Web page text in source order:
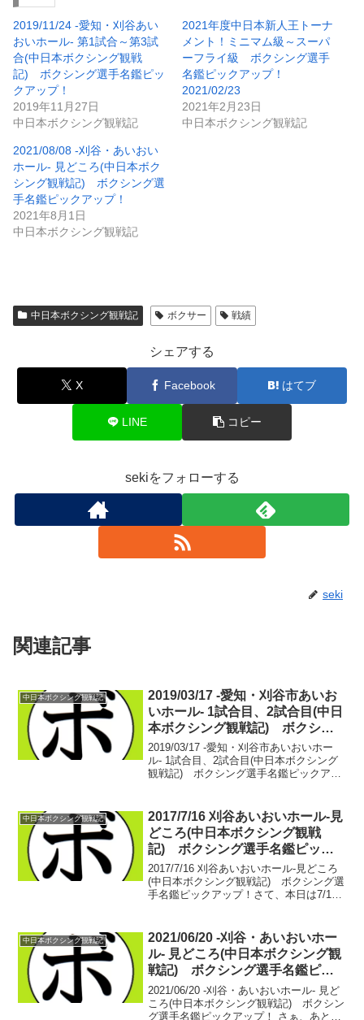
2019/11/24 -愛知・刈谷あい
おいホール- 第1試合～第3試
合(中日本ボクシング観戦
記) ボクシング選手名鑑ピッ
クアップ！
2019年11月27日
中日本ボクシング観戦記
2021年度中日本新人王トーナ
メント！ミニマム級～スーパ
ーフライ級 ボクシング選手
名鑑ピックアップ！
2021/02/23
2021年2月23日
中日本ボクシング観戦記
2021/08/08 -刈谷・あいおい
ホール- 見どころ(中日本ボク
シング観戦記) ボクシング選
手名鑑ピックアップ！
2021年8月1日
中日本ボクシング観戦記
中日本ボクシング観戦記 ボクサー 戦績
シェアする
X Facebook はてブ
LINE コピー
sekiをフォローする
seki
関連記事
中日本ボクシング観戦記
2019/03/17 -愛知・刈谷市あいお
いホール- 1試合目、2試合目(中日
本ボクシング観戦記) ボクシン
グ選手名鑑ピックアップ！
2019/03/17 -愛知・刈谷市あいおいホー
ル- 1試合目、2試合目(中日本ボクシング
観戦記) ボクシング選手名鑑ピックアッ
ュー戦佐藤 光 4戦1勝2...
中日本ボクシング観戦記
2017/7/16 刈谷あいおいホール-見
どころ(中日本ボクシング観戦
記) ボクシング選手名鑑ピック
アップ！
2017/7/16 刈谷あいおいホール-見どころ
(中日本ボクシング観戦記) ボクシング選
手名鑑ピックアップ！さて、本日は7/16
見どころ紹介。最近は昇り調子...
中日本ボクシング観戦記
2021/06/20 -刈谷・あいおいホー
ル- 見どころ(中日本ボクシング観
戦記) ボクシング選手名鑑ピッ
クアップ！
2021/06/20 -刈谷・あいおいホール- 見ど
ころ(中日本ボクシング観戦記) ボクシン
グ選手名鑑ピックアップ！ さぁ、あと1